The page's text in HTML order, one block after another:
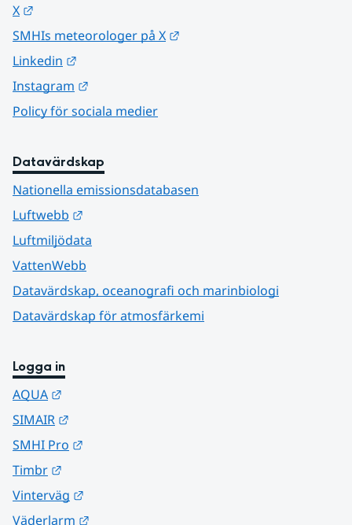
X
SMHIs meteorologer på X
Linkedin
Instagram
Policy för sociala medier
Datavärdskap
Nationella emissionsdatabasen
Luftwebb
Luftmiljödata
VattenWebb
Datavärdskap, oceanografi och marinbiologi
Datavärdskap för atmosfärkemi
Logga in
AQUA
SIMAIR
SMHI Pro
Timbr
Vinterväg
Väderlarm